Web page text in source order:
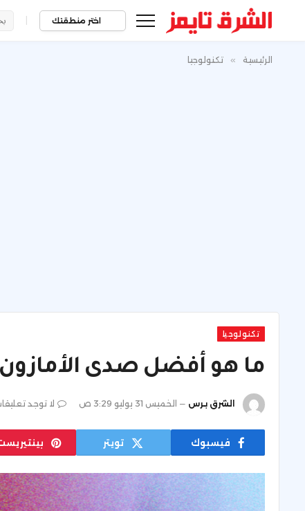
اختر منطقتك |
الرئيسية » تكنولوجيا
تكنولوجيا
ما هو أفضل صدى
الشرق برس الخميس 31 يوليو 3:29 ص لا توجد
فيسبوك تويتر